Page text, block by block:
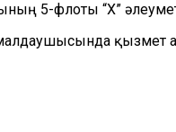
5-флоты “X”
қызмет